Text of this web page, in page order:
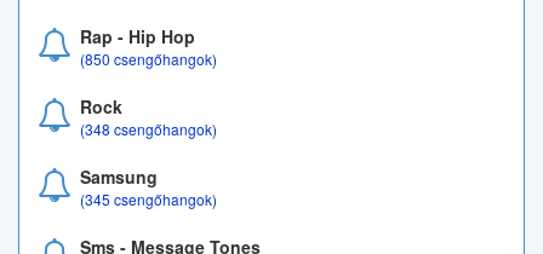
Rap - Hip Hop
(850 csengőhangok)
Rock
(348 csengőhangok)
Samsung
(345 csengőhangok)
Sms - Message Tones